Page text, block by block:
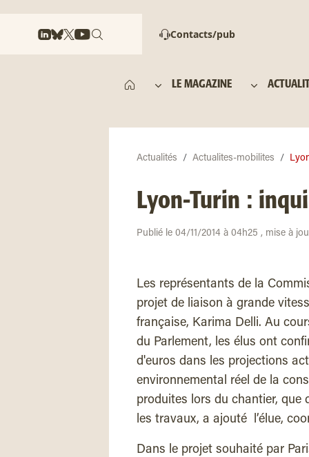
Contacts/pub
LE MAGAZINE
Actualités Actualites-mobilites
Lyon-Turin :
Publié le 04/11/2014 à 04h25 , mise à
Les représentants de la
projet de liaison à grande
française, Karima Delli. Au
du Parlement, les élus ont
d'euros dans les projections
environnemental réel de la
produites lors du chantier, que
les travaux, a ajouté l’élue,
Dans le projet souhaité par